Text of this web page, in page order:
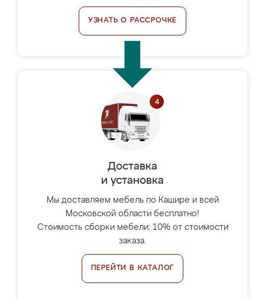
УЗНАТЬ О РАССРОЧКЕ
Доставка
и установка
Мы доставляем мебель по Кашире и всей
Московской области бесплатно!
Стоимость сборки мебели: 10% от стоимости
заказа.
ПЕРЕЙТИ В КАТАЛОГ